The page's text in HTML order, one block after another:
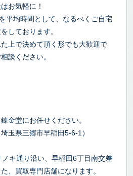
お気軽に！
平均時間として、なるべくご自宅
しております。
上で決めて頂く形でも大歓迎で
談ください。
金堂にお任せください。
玉県三郷市早稲田5-6-1）
キ通り沿い、早稲田6丁目南交差
、買取専門店舗になります。